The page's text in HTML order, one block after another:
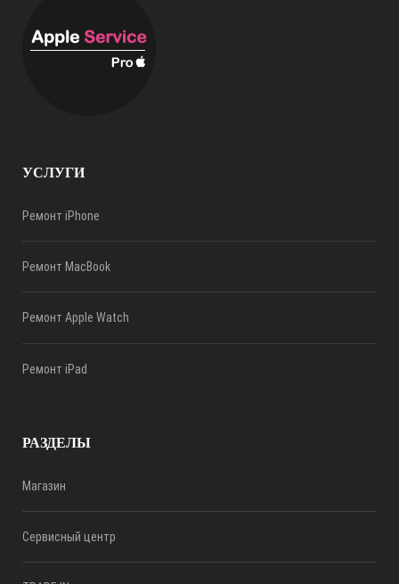
УСЛУГИ
Ремонт iPhone
Ремонт MacBook
Ремонт Apple Watch
Ремонт iPad
РАЗДЕЛЫ
Магазин
Сервисный центр